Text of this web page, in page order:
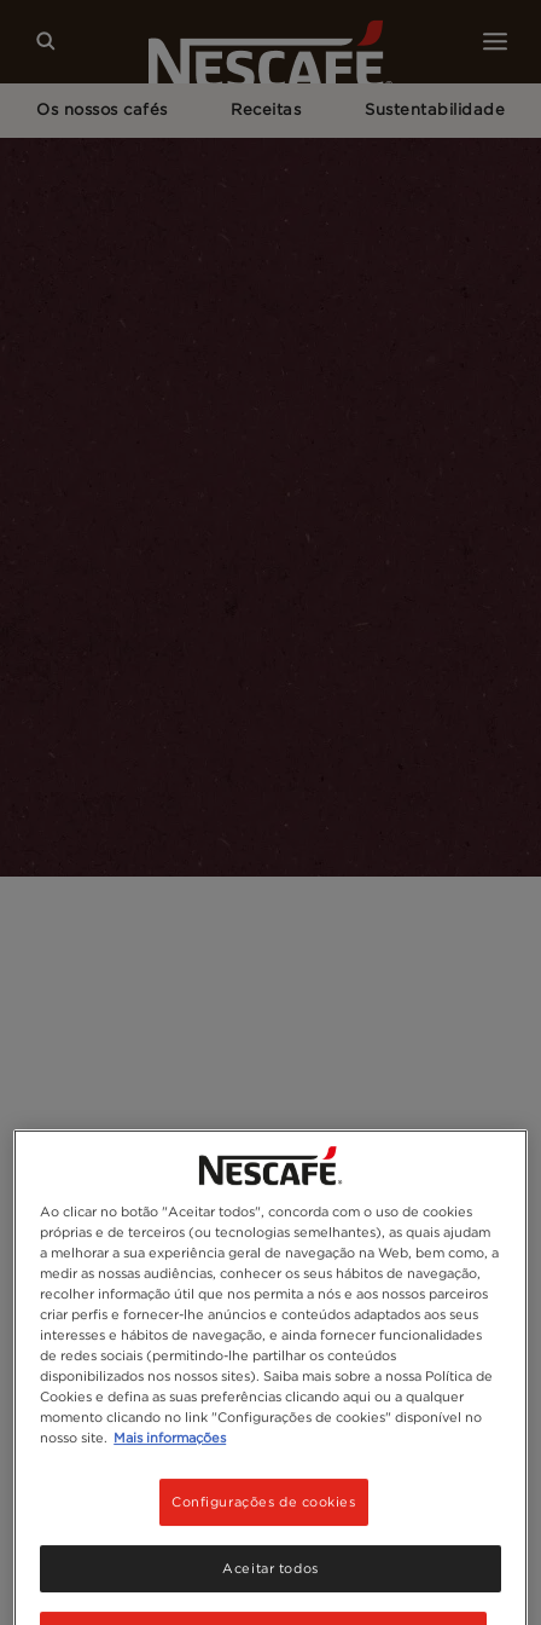
Os nossos cafés Receitas Sustentabilidade
Ao clicar no botão "Aceitar todos", concorda com o uso de cookies
próprias e de terceiros (ou tecnologias semelhantes), as quais ajudam
a melhorar a sua experiência geral de navegação na Web, bem como, a
medir as nossas audiências, conhecer os seus hábitos de navegação,
recolher informação útil que nos permita a nós e aos nossos parceiros
criar perfis e fornecer-lhe anúncios e conteúdos adaptados aos seus
interesses e hábitos de navegação, e ainda fornecer funcionalidades
de redes sociais (permitindo-lhe partilhar os conteúdos
disponibilizados nos nossos sites). Saiba mais sobre a nossa Política de
Cookies e defina as suas preferências clicando aqui ou a qualquer
momento clicando no link "Configurações de cookies" disponível no
nosso site. Mais informações
Configurações de cookies
Aceitar todos